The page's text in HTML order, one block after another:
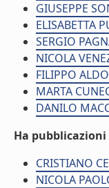
GIUSEPPE
ELISABETTA
SERGIO
NICOLA
FILIPPO
MARTA
DANILO
Ha pubblicazioni
CRISTIANO
NICOLA